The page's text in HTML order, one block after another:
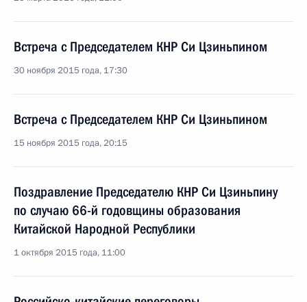
Встреча с Председателем КНР Си Цзиньпином
30 ноября 2015 года, 17:30
Встреча с Председателем КНР Си Цзиньпином
15 ноября 2015 года, 20:15
Поздравление Председателю КНР Си Цзиньпину
по случаю 66-й годовщины образования
Китайской Народной Республики
1 октября 2015 года, 11:00